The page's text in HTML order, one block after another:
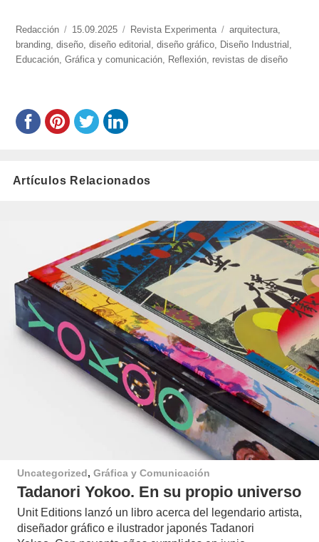
https://www.experimenta.es/author/redaccion/
Redacción
Publicado
el
15.09.2025 Categorías
Revista Experimenta Etiquetas
arquitectura
branding ,diseño ,diseño editorial ,diseño gráfico Diseño Industrial
Educación ,Gráfica y comunicación Reflexión revistas de diseño
Artículos Relacionados
Uncategorized, Gráfica y Comunicación
Tadanori Yokoo. En su propio universo
Unit Editions lanzó un libro acerca del legendario artista,
diseñador gráfico e ilustrador japonés Tadanori